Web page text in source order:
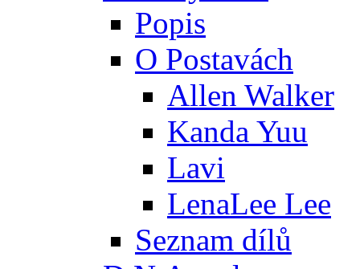
Popis
O Postavách
Allen Walker
Kanda Yuu
Lavi
LenaLee Lee
Seznam dílů